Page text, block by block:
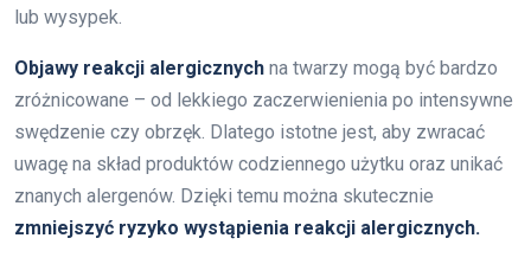
lub wysypek.
Objawy reakcji alergicznych na twarzy mogą być bardzo
zróżnicowane – od lekkiego zaczerwienienia po intensywne
swędzenie czy obrzęk. Dlatego istotne jest, aby zwracać
uwagę na skład produktów codziennego użytku oraz unikać
znanych alergenów. Dzięki temu można skutecznie
zmniejszyć ryzyko wystąpienia reakcji alergicznych.